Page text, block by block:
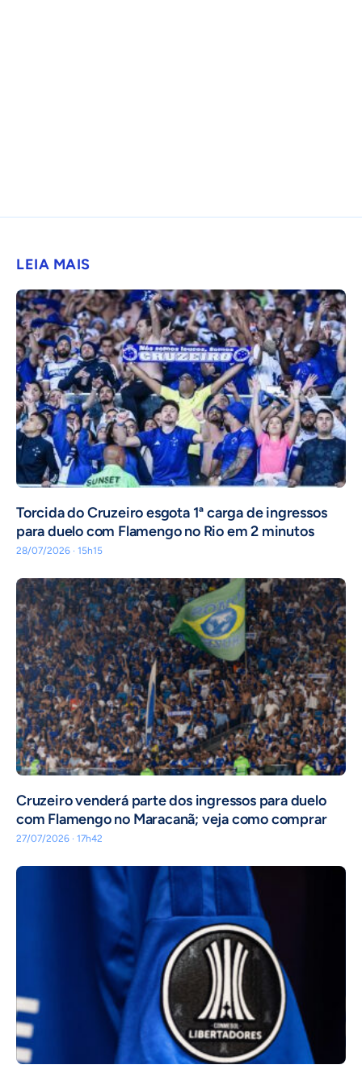
LEIA MAIS
Torcida do Cruzeiro esgota 1ª carga de ingressos
para duelo com Flamengo no Rio em 2 minutos
28/07/2026 · 15h15
Cruzeiro venderá parte dos ingressos para duelo
com Flamengo no Maracanã; veja como comprar
27/07/2026 · 17h42